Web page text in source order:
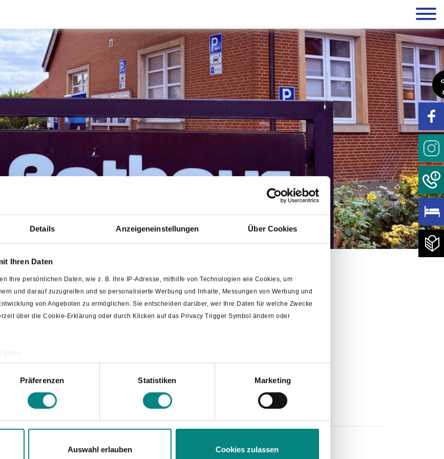
Details Anzeigeneinstellungen Über Cookies
Ihren Daten
Ihre persönlichen Daten, wie z. B. Ihre IP-Adresse, mithilfe von Technologien wie Cookies, um
und darauf zuzugreifen und so personalisierte Werbung und Inhalte, Messungen von Werbung und
von Angeboten zu ermöglichen. Sie entscheiden darüber, wer Ihre Daten für welche Zwecke
über die Cookie-Erklärung oder durch Klicken auf das Privacy Trigger Symbol ändern oder
gerne:
nach bestimmten Merkmalen (Fingerprinting) identifizieren
Daten verarbeitet werden, und legen Sie Ihre Präferenzen im
Abschnitt Einzelheiten
Präferenzen Statistiken Marketing
Auswahl erlauben Cookies zulassen
Fördermöglichkeiten
ist aus.